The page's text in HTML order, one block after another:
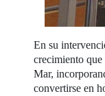
En su
crecimiento que
Mar,
convertirse en